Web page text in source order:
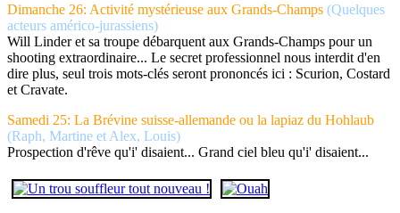
Dimanche 26: Activité mystérieuse aux Grands-Champs (Quelques
acteurs américo-jurassiens)
Will Linder et sa troupe débarquent aux Grands-Champs pour un
shooting extraordinaire... Le secret professionnel nous interdit d'en
dire plus, seul trois mots-clés seront prononcés ici : Scurion, Costard
et Cravate.
Samedi 25: La Brévine suisse-allemande ou la lapiaz du Hohlaub
(Raph, Martine et Alex, Louis)
Prospection d'rêve qu'i' disaient... Grand ciel bleu qu'i' disaient...